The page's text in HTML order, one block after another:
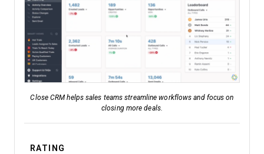
Close CRM helps sales teams streamline workflows and focus on
closing more deals.
RATING